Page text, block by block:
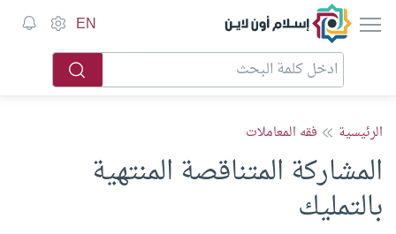
إسلام أون لاين EN
الرئيسية فقه المعاملات
المشاركة المتناقصة المنتهية
بالتمليك